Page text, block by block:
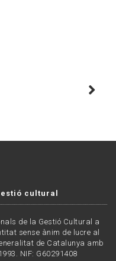
cultural
de la Gestió Cultural a
sense ànim de lucre al
de Catalunya amb
NIF: G60291408